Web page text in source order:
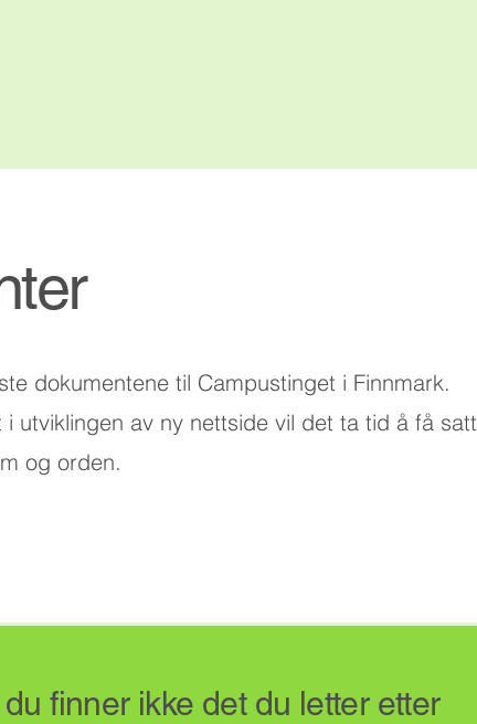
dokumentene til Campustinget i Finnmark.
utviklingen av ny nettside vil det ta tid å få satt
og orden.
finner ikke det du letter etter